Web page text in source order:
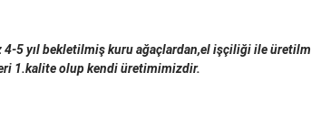
5 yıl bekletilmiş kuru ağaçlardan,el işçiliği ile
1.kalite olup kendi üretimimizdir.